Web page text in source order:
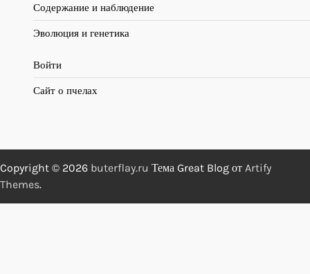
Содержание и наблюдение
Эволюция и генетика
Войти
Сайт о пчелах
Copyright © 2026 buterflay.ru Тема Great Blog от Artify
Themes.